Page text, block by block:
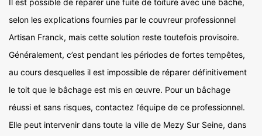
Il est possible de réparer une fuite de toiture avec une bâche,
selon les explications fournies par le couvreur professionnel
Artisan Franck, mais cette solution reste toutefois provisoire.
Généralement, c’est pendant les périodes de fortes tempêtes,
au cours desquelles il est impossible de réparer définitivement
le toit que le bâchage est mis en œuvre. Pour un bâchage
réussi et sans risques, contactez l’équipe de ce professionnel.
Elle peut intervenir dans toute la ville de Mezy Sur Seine, dans